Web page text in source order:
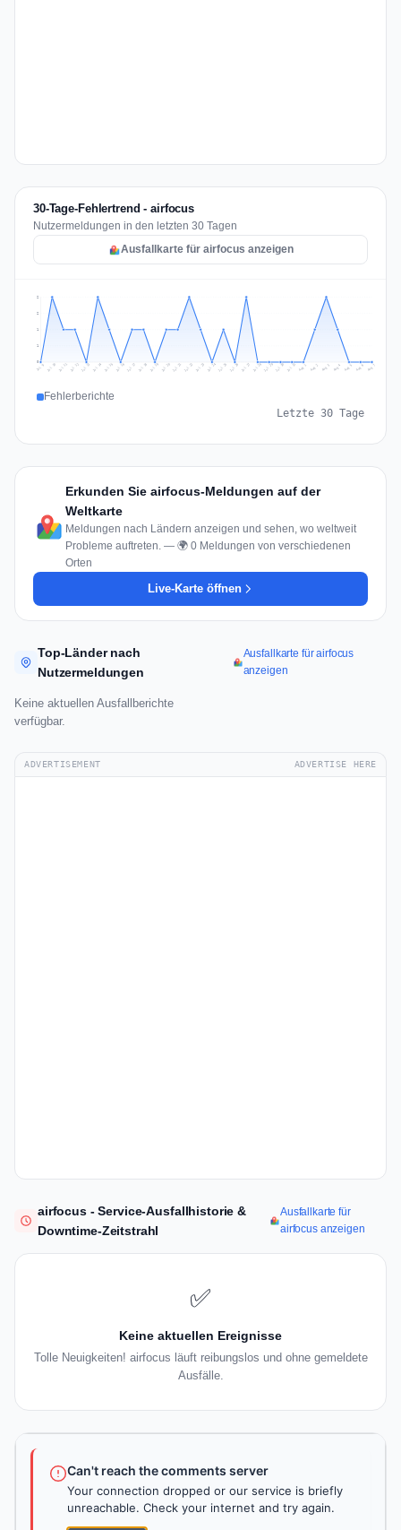
30-Tage-Fehlertrend - airfocus
Nutzermeldungen in den letzten 30 Tagen
Ausfallkarte für airfocus anzeigen
1
1
2
2
Jul 9 Jul 10 Jul 11 Jul 12 Jul 13 Jul 14 Jul 15 Jul 16 Jul 17 Jul 18 Jul 19 Jul 20 Jul 21 Jul 22 Jul 23 Jul 24 Jul 25 Jul 26 Jul 27 Jul 28 Jul 29 Jul 30 Jul 31 Aug 1 Aug 2 Aug 3 Aug 4 Aug 5 Aug 6 Aug 7
Fehlerberichte
Letzte 30 Tage
Erkunden Sie airfocus-Meldungen auf der
Weltkarte
Meldungen nach Ländern anzeigen und sehen, wo weltweit
Probleme auftreten. — 🌍 0 Meldungen von verschiedenen
Orten
Live-Karte öffnen
Top-Länder nach
Nutzermeldungen
Ausfallkarte für airfocus
anzeigen
Keine aktuellen Ausfallberichte
verfügbar.
ADVERTISEMENT ADVERTISE HERE
airfocus - Service-Ausfallhistorie &
Downtime-Zeitstrahl
Ausfallkarte für
airfocus anzeigen
✅
Keine aktuellen Ereignisse
Tolle Neuigkeiten! airfocus läuft reibungslos und ohne gemeldete
Ausfälle.
Can't reach the comments server
Your connection dropped or our service is briefly
unreachable. Check your internet and try again.